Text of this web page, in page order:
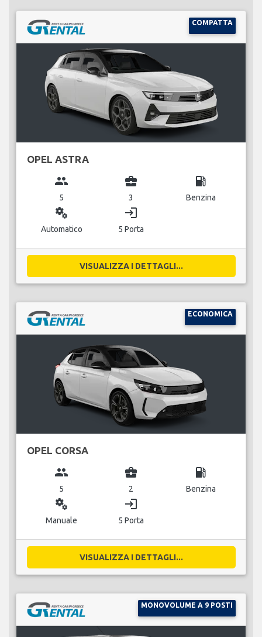
COMPATTA
OPEL ASTRA
group
5
business_center
3
local_gas_station
Benzina
miscellaneous_services
Automatico
login
5 Porta
VISUALIZZA I DETTAGLI...
ECONOMICA
OPEL CORSA
group
5
business_center
2
local_gas_station
Benzina
miscellaneous_services
Manuale
login
5 Porta
VISUALIZZA I DETTAGLI...
MONOVOLUME A 9 POSTI